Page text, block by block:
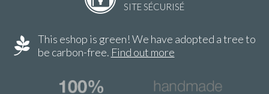
SITE SÉCURISÉ
This eshop is green! We have adopted a tree to
be carbon-free. Find out more